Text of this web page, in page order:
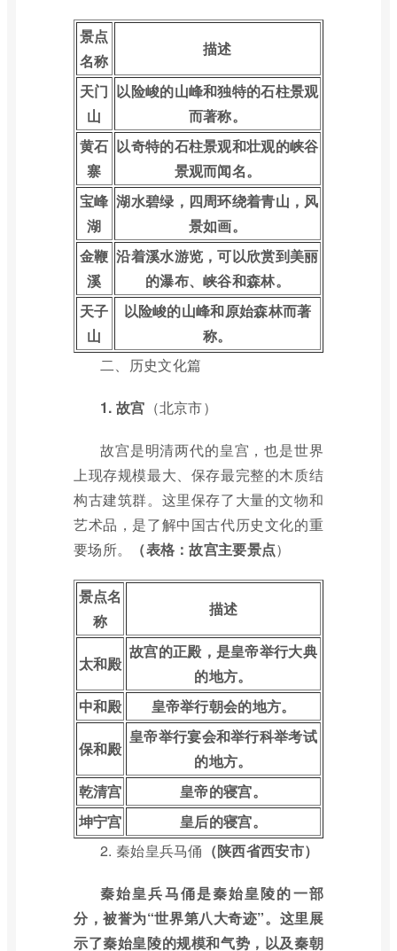
景点
名称
描述
天门
山
以险峻的山峰和独特的石柱景观
而著称。
黄石
寨
以奇特的石柱景观和壮观的峡谷
景观而闻名。
宝峰
湖
湖水碧绿，四周环绕着青山，风
景如画。
金鞭
溪
沿着溪水游览，可以欣赏到美丽
的瀑布、峡谷和森林。
天子
山
以险峻的山峰和原始森林而著
称。
二、历史文化篇
1. 故宫 （北京市）
故宫是明清两代的皇宫，也是世界
上现存规模最大、保存最完整的木质结
构古建筑群。这里保存了大量的文物和
艺术品，是了解中国古代历史文化的重
要场所。
（表格：故宫主要景点）
景点名
称
描述
太和殿
故宫的正殿，是皇帝举行大典
的地方。
中和殿
皇帝举行朝会的地方。
保和殿
皇帝举行宴会和举行科举考试
的地方。
乾清宫
皇帝的寝宫。
坤宁宫
皇后的寝宫。
2. 秦始皇兵马俑 （陕西省西安市）
秦始皇兵马俑是秦始皇陵的一部
分，被誉为“世界第八大奇迹”。这里展
示了秦始皇陵的规模和气势，以及秦朝